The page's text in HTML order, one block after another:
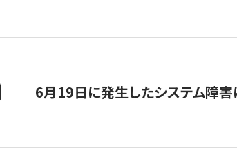
6月19日に発生したシステム障害